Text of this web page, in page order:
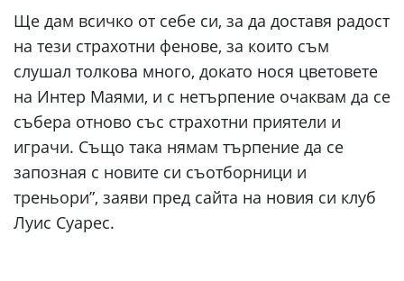
Ще дам всичко от себе си, за да доставя радост
на тези страхотни фенове, за които съм
слушал толкова много, докато нося цветовете
на Интер Маями, и с нетърпение очаквам да се
събера отново със страхотни приятели и
играчи. Също така нямам търпение да се
запозная с новите си съотборници и
треньори”, заяви пред сайта на новия си клуб
Луис Суарес.